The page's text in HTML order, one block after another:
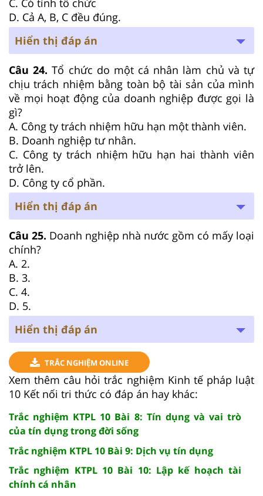
D. Cả A, B, C đều đúng.
Hiển thị đáp án
Câu 24. Tổ chức do một cá nhân làm chủ và tự
chịu trách nhiệm bằng toàn bộ tài sản của mình
về mọi hoạt động của doanh nghiệp được gọi là
gì?
A. Công ty trách nhiệm hữu hạn một thành viên.
B. Doanh nghiệp tư nhân.
C. Công ty trách nhiệm hữu hạn hai thành viên
trở lên.
D. Công ty cổ phần.
Hiển thị đáp án
Câu 25. Doanh nghiệp nhà nước gồm có mấy loại
chính?
A. 2.
B. 3.
C. 4.
D. 5.
Hiển thị đáp án
TRẮC NGHIỆM ONLINE
Xem thêm câu hỏi trắc nghiệm Kinh tế pháp luật
10 Kết nối tri thức có đáp án hay khác:
Trắc nghiệm KTPL 10 Bài 8: Tín dụng và vai trò
của tín dụng trong đời sống
Trắc nghiệm KTPL 10 Bài 9: Dịch vụ tín dụng
Trắc nghiệm KTPL 10 Bài 10: Lập kế hoạch tài
chính cá nhân